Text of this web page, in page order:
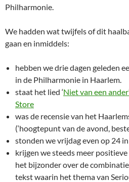
Philharmonie.
We hadden wat twijfels of dit
gaan en inmiddels:
hebben we drie dagen geleden
in de Philharmonie in Haarlem.
staat het lied ‘Niet van een
Store
was de recensie van het
(‘hoogtepunt van de avond,
stonden we vrijdag even op 24
krijgen we steeds meer
het bijzonder over de combinatie
tekst waarin het thema van